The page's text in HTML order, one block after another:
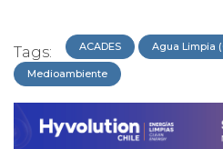
Tags: ACADES Agua Limpia
Medioambiente